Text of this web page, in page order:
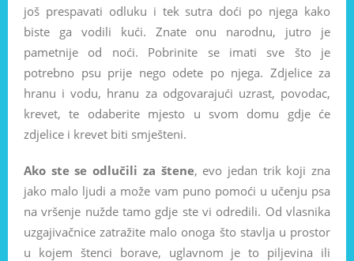
još prespavati odluku i tek sutra doći po njega kako
biste ga vodili kući. Znate onu narodnu, jutro je
pametnije od noći. Pobrinite se imati sve što je
potrebno psu prije nego odete po njega. Zdjelice za
hranu i vodu, hranu za odgovarajući uzrast, povodac,
krevet, te odaberite mjesto u svom domu gdje će
zdjelice i krevet biti smješteni.
Ako ste se odlučili za štene, evo jedan trik koji zna
jako malo ljudi a može vam puno pomoći u učenju psa
na vršenje nužde tamo gdje ste vi odredili. Od vlasnika
uzgajivačnice zatražite malo onoga što stavlja u prostor
u kojem štenci borave, uglavnom je to piljevina ili